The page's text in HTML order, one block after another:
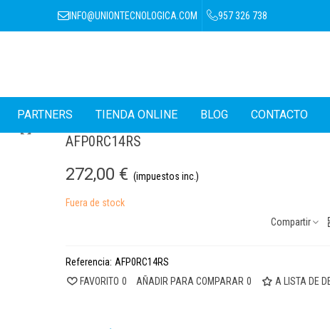
INFO@UNIONTECNOLOGICA.COM 957 326 738
PARTNERS TIENDA ONLINE BLOG CONTACTO
AFP0RC14RS
272,00 € (impuestos inc.)
Fuera de stock
Compartir
Referencia: AFP0RC14RS
FAVORITO 0 AÑADIR PARA COMPARAR 0 A LISTA DE